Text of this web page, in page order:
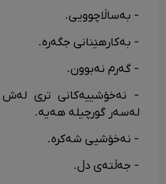
- بەساڵاچوویی.
- بەکارهێنانی جگەرە.
- گەرم نەبوون.
- نەخۆشییەکانی تری لەش
لەسەر گورچیلە هەیە.
- نەخۆشیی شەکرە.
- جەڵتەی دڵ.